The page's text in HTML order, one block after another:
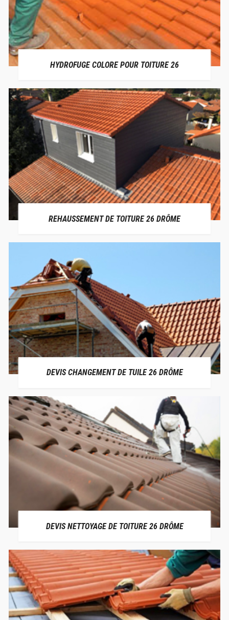
HYDROFUGE COLORE POUR TOITURE 26
REHAUSSEMENT DE TOITURE 26 DRÔME
DEVIS CHANGEMENT DE TUILE 26 DRÔME
DEVIS NETTOYAGE DE TOITURE 26 DRÔME